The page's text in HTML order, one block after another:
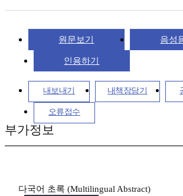
원문보기 음성
인용하기
내보내기 내책장담기
오류접수
부가정보
다국어 초록 (Multilingual Abstract)